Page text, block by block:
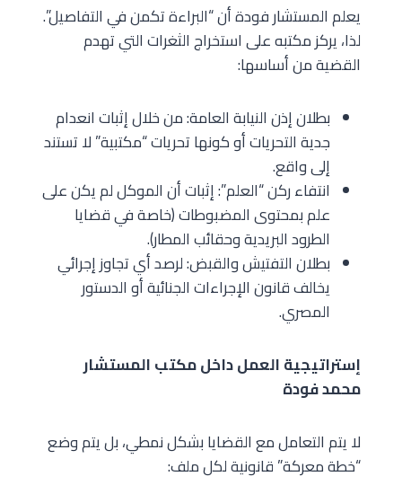
يعلم المستشار فودة أن “البراءة تكمن في التفاصيل”.
لذا، يركز مكتبه على استخراج الثغرات التي تهدم
القضية من أساسها:
بطلان إذن النيابة العامة: من خلال إثبات انعدام
جدية التحريات أو كونها تحريات “مكتبية” لا تستند
إلى واقع.
انتفاء ركن “العلم”: إثبات أن الموكل لم يكن على
علم بمحتوى المضبوطات (خاصة في قضايا
الطرود البريدية وحقائب المطار).
بطلان التفتيش والقبض: لرصد أي تجاوز إجرائي
يخالف قانون الإجراءات الجنائية أو الدستور
المصري.
إستراتيجية العمل داخل مكتب المستشار
محمد فودة
لا يتم التعامل مع القضايا بشكل نمطي، بل يتم وضع
“خطة معركة” قانونية لكل ملف: